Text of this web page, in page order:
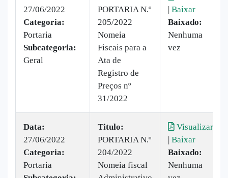
27/06/2022
Categoria:
Portaria
Subcategoria:
Geral
PORTARIA N.º
205/2022
Nomeia
Fiscais para a
Ata de
Registro de
Preços nº
31/2022
| Baixar
Baixado:
Nenhuma
vez
Data:
27/06/2022
Categoria:
Portaria
Titulo:
PORTARIA N.º
204/2022
Nomeia fiscal
Visualizar
| Baixar
Baixado:
Nenhuma